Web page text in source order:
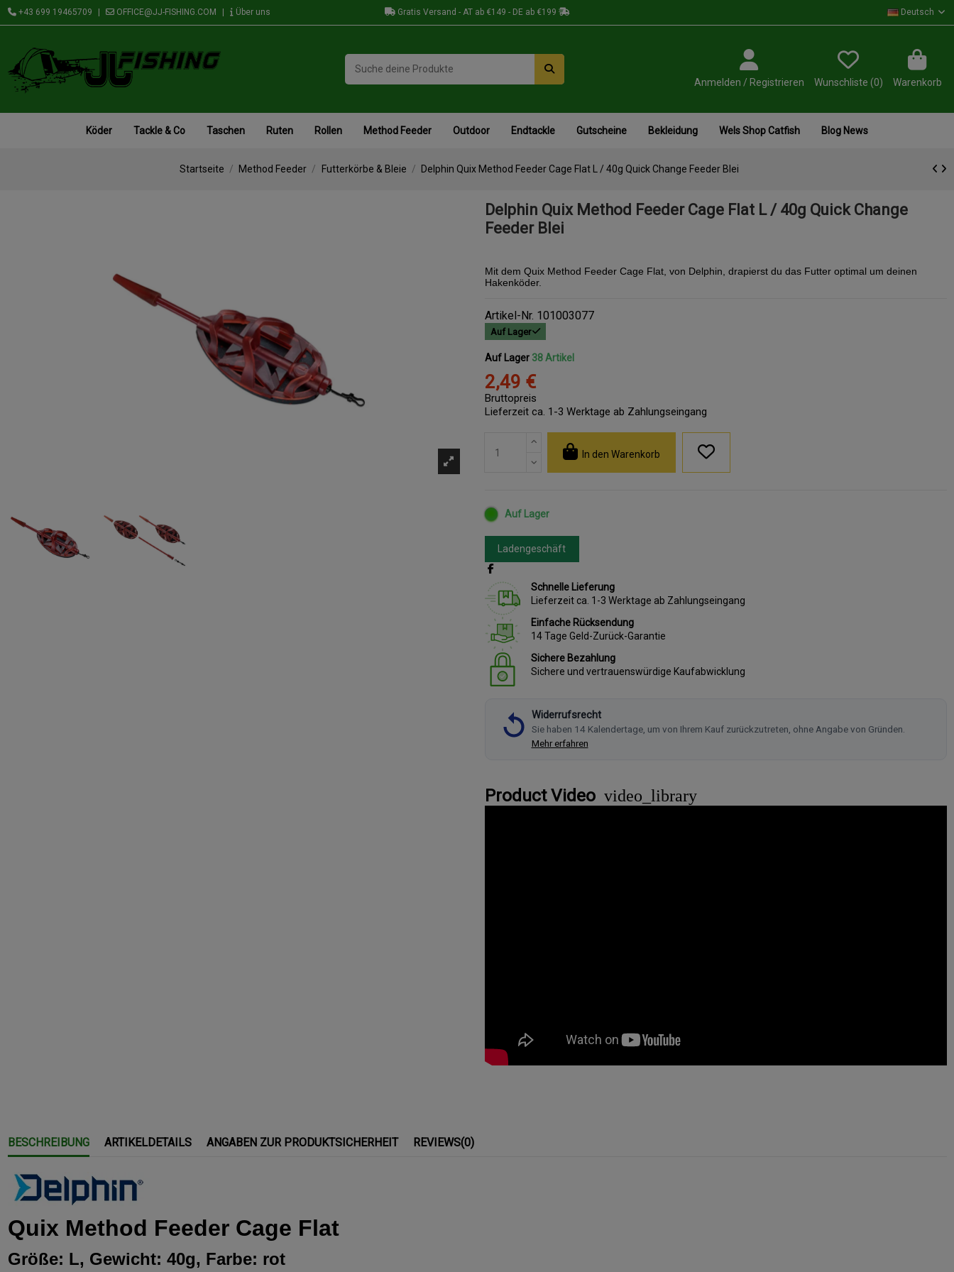
+43 699 19465709 OFFICE@JJ-FISHING.COM Über uns Gratis Versand - AT ab €149 - DE ab €199 Deutsch
Anmelden / Registrieren Wunschliste (0) Warenkorb
Köder Tackle & Co Taschen Ruten Rollen Method Feeder Outdoor Endtackle Gutscheine Bekleidung Wels Shop Catfish Blog News
Startseite Method Feeder Futterkörbe & Bleie Delphin Quix Method Feeder Cage Flat L / 40g Quick Change Feeder Blei
Delphin Quix Method Feeder Cage Flat L / 40g Quick Change
Feeder Blei
Mit dem Quix Method Feeder Cage Flat, von Delphin, drapierst du das Futter optimal um deinen
Hakenköder.
Artikel-Nr. 101003077
Auf Lager
Auf Lager 38 Artikel
2,49 €
Bruttopreis
Lieferzeit ca. 1-3 Werktage ab Zahlungseingang
In den Warenkorb
Auf Lager
Ladengeschäft
Schnelle Lieferung
Lieferzeit ca. 1-3 Werktage ab Zahlungseingang
Einfache Rücksendung
14 Tage Geld-Zurück-Garantie
Sichere Bezahlung
Sichere und vertrauenswürdige Kaufabwicklung
Widerrufsrecht
Sie haben 14 Kalendertage, um von Ihrem Kauf zurückzutreten, ohne Angabe von Gründen.
Mehr erfahren
Product Video video_library
BESCHREIBUNG ARTIKELDETAILS ANGABEN ZUR PRODUKTSICHERHEIT REVIEWS(0)
Quix Method Feeder Cage Flat
Größe: L, Gewicht: 40g, Farbe: rot